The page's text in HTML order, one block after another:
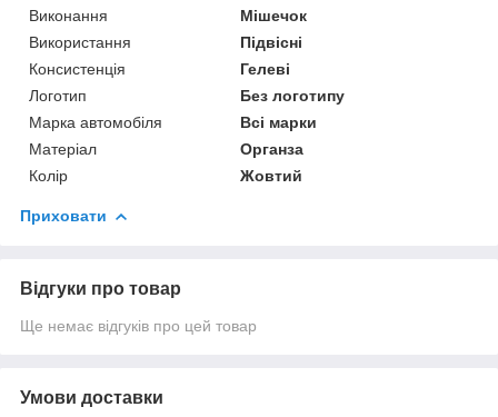
Виконання
Мішечок
Використання
Підвісні
Консистенція
Гелеві
Логотип
Без логотипу
Марка автомобіля
Всі марки
Матеріал
Органза
Колір
Жовтий
Приховати
Відгуки про товар
Ще немає відгуків про цей товар
Умови доставки